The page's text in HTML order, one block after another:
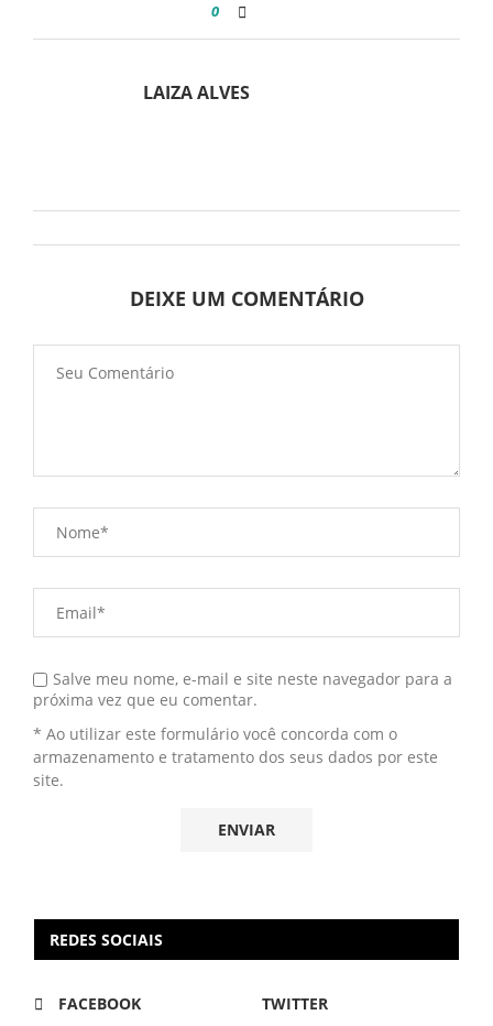
0
LAIZA ALVES
DEIXE UM COMENTÁRIO
Salve meu nome, e-mail e site neste navegador para a
próxima vez que eu comentar.
* Ao utilizar este formulário você concorda com o
armazenamento e tratamento dos seus dados por este
site.
REDES SOCIAIS
FACEBOOK
TWITTER